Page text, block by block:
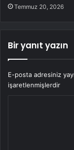
Temmuz 20, 2026
Bir yanıt yazın
E-posta adresiniz
işaretlenmişlerdir